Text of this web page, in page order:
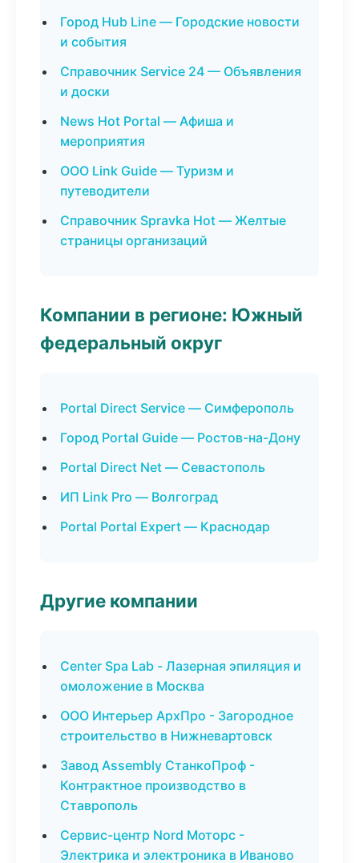
Город Hub Line — Городские новости
и события
Справочник Service 24 — Объявления
и доски
News Hot Portal — Афиша и
мероприятия
ООО Link Guide — Туризм и
путеводители
Справочник Spravka Hot — Желтые
страницы организаций
Компании в регионе: Южный
федеральный округ
Portal Direct Service — Симферополь
Город Portal Guide — Ростов-на-Дону
Portal Direct Net — Севастополь
ИП Link Pro — Волгоград
Portal Portal Expert — Краснодар
Другие компании
Center Spa Lab - Лазерная эпиляция и
омоложение в Москва
ООО Интерьер АрхПро - Загородное
строительство в Нижневартовск
Завод Assembly СтанкоПроф -
Контрактное производство в
Ставрополь
Сервис-центр Nord Моторс -
Электрика и электроника в Иваново